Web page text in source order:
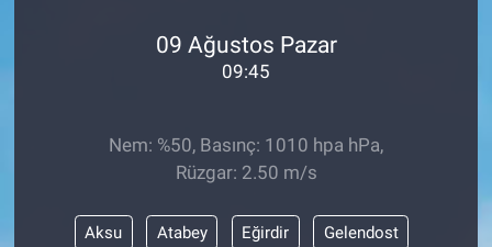
09 Ağustos Pazar
09:45
Nem: %50, Basınç: 1010 hpa hPa,
Rüzgar: 2.50 m/s
Aksu Atabey Eğirdir Gelendost